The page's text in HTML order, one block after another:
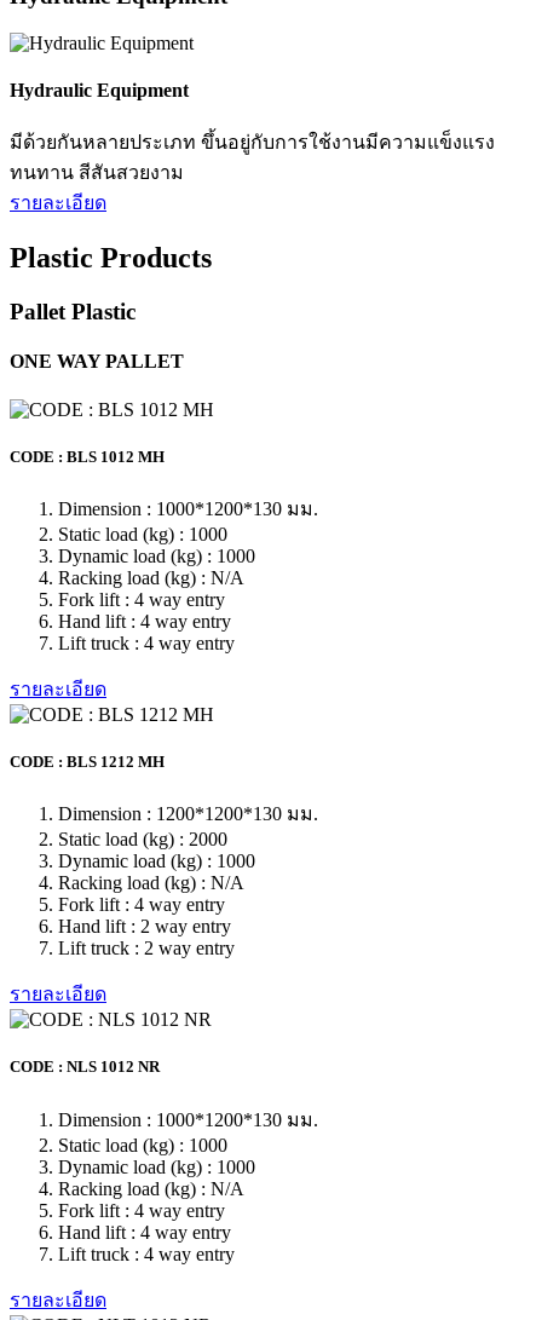
อาชีพ เพียงโทร 0...
รายละเอียด
Stacking Pallet
ขณะใช้งาน สามารถวางต่อกันได้ในแนวสูง และซ้อนเก็บเมื่อ
รายละเอียด
Industrial Cart
Industrial Trolleys
เป็นอุปกรณ์เคลื่อนย้ายที่มีความแข็งแรง ทนทาน มีให้เลือก
หลายแบบ เป็นอุปกรณ์เคลื่อนย้ายเฉพาะทาง ขึ้นอยู่กับการใช้
งาน มีทั้...
รายละเอียด
Hydraulic Equipment
มีด้วยกันหลายประเภท ขึ้นอยู่กับการใช้งานมีความแข็งแรง
ทนทาน สีสันสวยงาม
รายละเอียด
Plastic Products
Pallet Plastic
ONE WAY PALLET
CODE : BLS 1012 MH
Dimension : 1000*1200*130 มม.
Static load (kg) : 1000
Dynamic load (kg) : 1000
Racking load (kg) : N/A
Fork lift : 4 way entry